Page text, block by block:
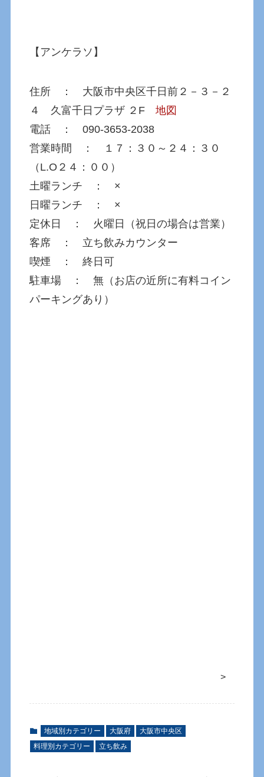
【アンケラソ】
住所 ： 大阪市中央区千日前２－３－２
４ 久富千日プラザ ２F地図
電話 ： 090-3653-2038
営業時間 ： １７：３０～２４：３０
（L.O２４：００）
土曜ランチ ： ×
日曜ランチ ： ×
定休日 ： 火曜日（祝日の場合は営業）
客席 ： 立ち飲みカウンター
喫煙 ： 終日可
駐車場 ： 無（お店の近所に有料コイン
パーキングあり）
>
地域別カテゴリー 大阪府
大阪市中央区
料理別カテゴリー
立ち飲み